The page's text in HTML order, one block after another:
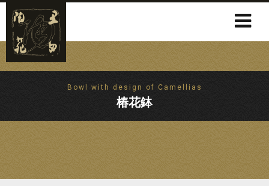
Bowl with design of Camellias
椿花鉢